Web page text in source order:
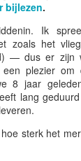
bijlezen.
Ik
zoals het
— dus er zijn
plezier
8 jaar
lang
sterk het